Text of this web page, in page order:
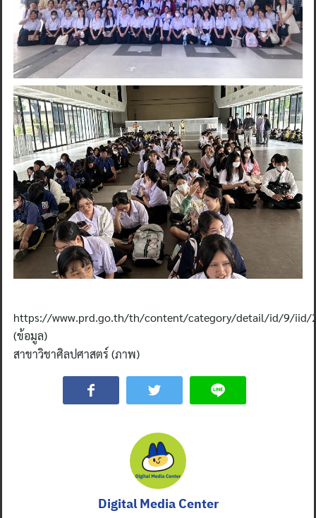
https://www.prd.go.th/th/content/category/detail/id/9/iid/
(ข้อมูล)
สาขาวิชาศิลปศาสตร์ (ภาพ)
Digital Media Center